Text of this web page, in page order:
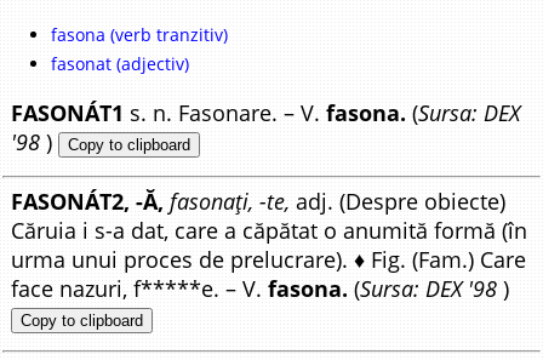
fasona (verb tranzitiv)
fasonat (adjectiv)
FASONÁT1 s. n. Fasonare. – V.fasona. (Sursa: DEX
'98 ) Copy to clipboard
FASONÁT2, -Ă, fasonați, -te, adj. (Despre obiecte)
Căruia i s-a dat, care a căpătat o anumită formă (în
urma unui proces de prelucrare). ♦ Fig. (Fam.) Care
face nazuri, f*****e. – V.fasona. (Sursa: DEX '98 )
Copy to clipboard